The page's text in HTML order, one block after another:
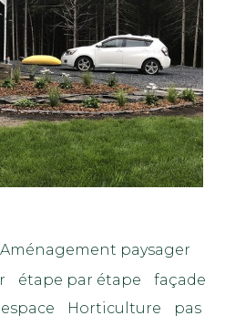
Aménagement paysager
étape par étape
façade
Horticulture
pas